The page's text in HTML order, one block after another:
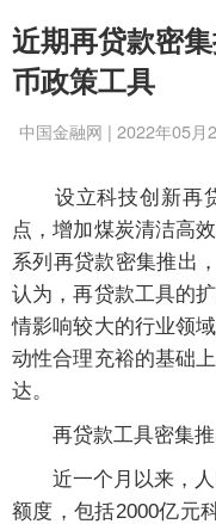
近期再贷款密
币政策工具
中国金融网 | 2022年05月
设立科技创新再贷
点，增加煤炭清洁高
系列再贷款密集推出
认为，再贷款工具的
情影响较大的行业领
动性合理充裕的基础
达。
再贷款工具密集推
近一个月以来，人
额度，包括2000亿元